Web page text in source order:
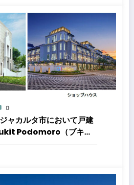
0
ャカルタ市において戸建
Podomoro（ブキッ
画しますタウンハウスと
わせた総戸数432戸のプ